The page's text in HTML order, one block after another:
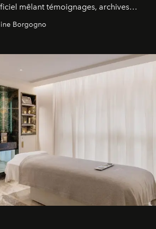
mêlant témoignages, archives
dans les coulisses d'un phénomène
Borgogno